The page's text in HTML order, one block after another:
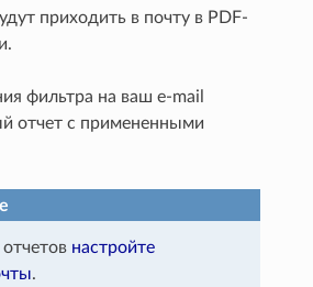
приходить в почту в PDF-
фильтра на ваш e-mail
отчет с примененными
настройте
.